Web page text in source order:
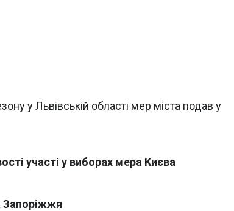
у Львівській області мер міста подав у
участі у виборах мера Києва
Запоріжжя